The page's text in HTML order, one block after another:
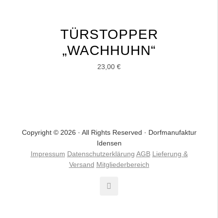
TÜRSTOPPER
„WACHHUHN“
23,00 €
Copyright © 2026 · All Rights Reserved · Dorfmanufaktur
Idensen
Impressum Datenschutzerklärung AGB Lieferung &
Versand Mitgliederbereich